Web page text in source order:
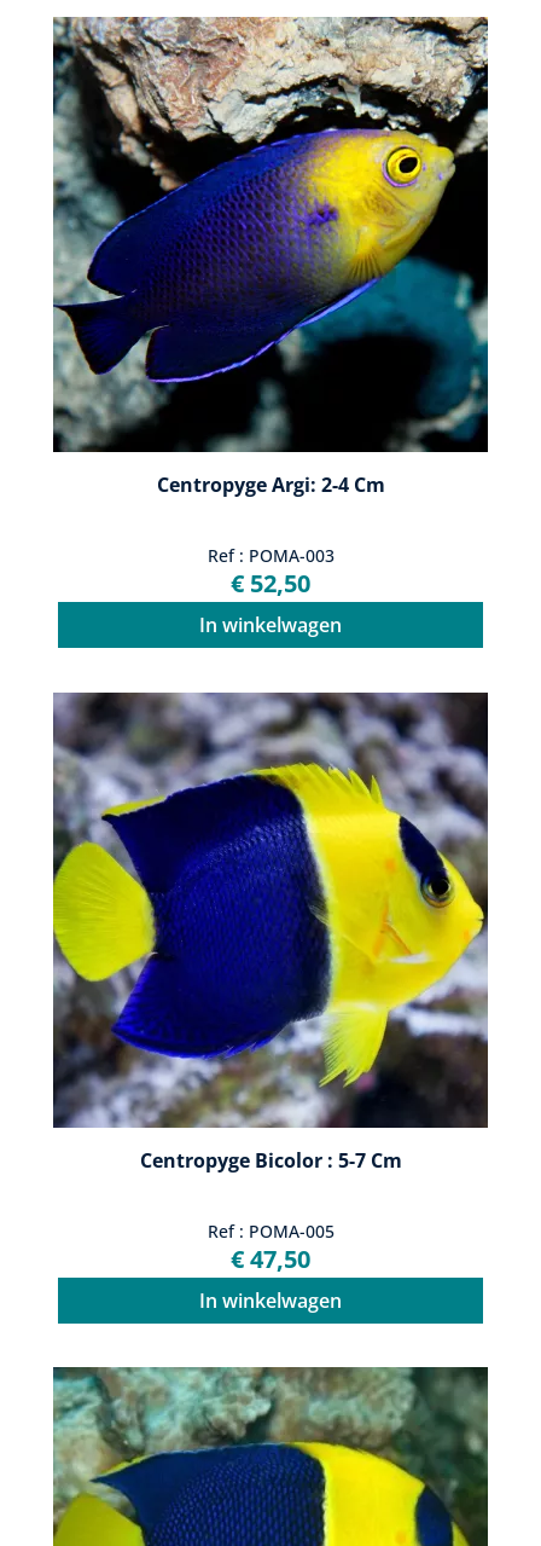
Centropyge Argi: 2-4 Cm
Ref : POMA-003
€ 52,50
In winkelwagen
Centropyge Bicolor : 5-7 Cm
Ref : POMA-005
€ 47,50
In winkelwagen